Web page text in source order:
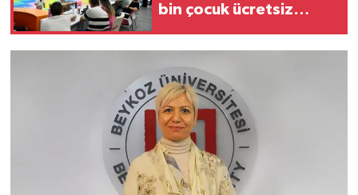
bin çocuk ücretsiz